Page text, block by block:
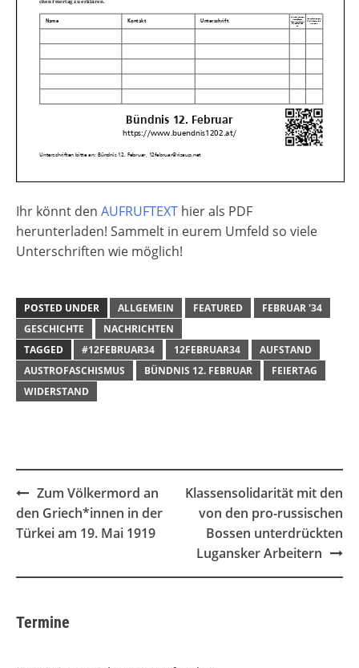
Ihr könnt den AUFRUFTEXT hier als PDF
herunterladen! Sammelt in eurem Umfeld so viele
Unterschriften wie möglich!
POSTED UNDER ALLGEMEIN FEATURED
FEBRUAR '34
GESCHICHTE
NACHRICHTEN
TAGGED
#12FEBRUAR34 12FEBRUAR34
AUFSTAND
AUSTROFASCHISMUS
BÜNDNIS 12. FEBRUAR
FEIERTAG
WIDERSTAND
Post
navigation
Zum Völkermord an
den Griech*innen in der
Türkei am 19. Mai 1919
Klassensolidarität mit den
von den pro-russischen
Bossen unterdrückten
Lugansker Arbeitern
Termine